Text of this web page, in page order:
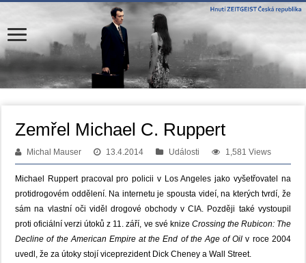
Zemřel Michael C. Ruppert
Michal Mauser 13.4.2014 Události 1,581 Views
Michael Ruppert pracoval pro policii v Los Angeles jako vyšetřovatel na
protidrogovém oddělení. Na internetu je spousta videí, na kterých tvrdí, že
sám na vlastní oči viděl drogové obchody v CIA. Později také vystoupil
proti oficiální verzi útoků z 11. září, ve své knize Crossing the Rubicon: The
Decline of the American Empire at the End of the Age of Oil v roce 2004
uvedl, že za útoky stojí viceprezident Dick Cheney a Wall Street.